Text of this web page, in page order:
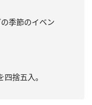
季節のイベン
捨五入。